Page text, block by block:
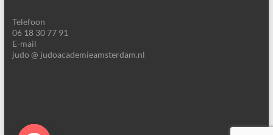
Telefoon
06 18 30 77 91
E-mail
judo @ judoacademieamsterdam.nl